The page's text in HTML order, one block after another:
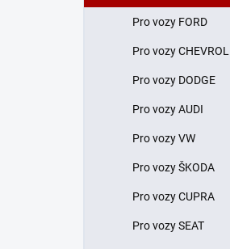
Pro vozy FORD
Pro vozy
Pro vozy DODGE
Pro vozy AUDI
Pro vozy VW
Pro vozy ŠKODA
Pro vozy CUPRA
Pro vozy SEAT